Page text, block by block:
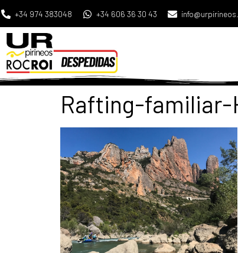
+34 974 383048 +34 606 36 30 43
Rafting-familiar-